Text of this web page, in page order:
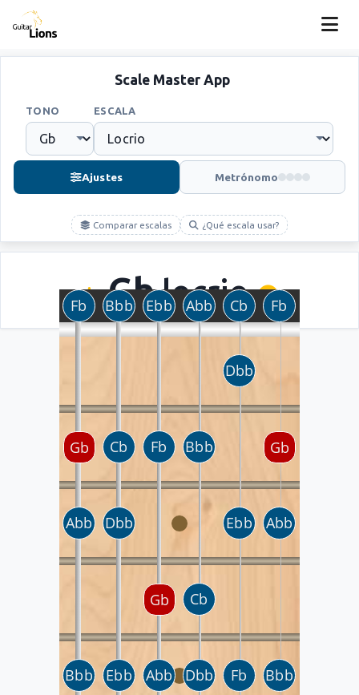
Scale Master App
TONO ESCALA
Ajustes Metrónomo
Comparar escalas ¿Qué escala usar?
Gblocrio